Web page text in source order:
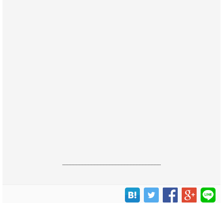
------------------------------------------------------------------